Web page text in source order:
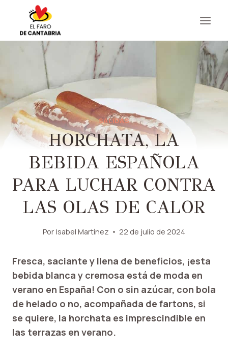
contenido
SALIDAS
HORCHATA, LA
BEBIDA ESPAÑOLA
PARA LUCHAR CONTRA
LAS OLAS DE CALOR
Por Isabel Martínez 22 de julio de 2024
Fresca, saciante y llena de beneficios, ¡esta
bebida blanca y cremosa está de moda en
verano en España! Con o sin azúcar, con bola
de helado o no, acompañada de fartons, si
se quiere, la horchata es imprescindible en
las terrazas en verano.